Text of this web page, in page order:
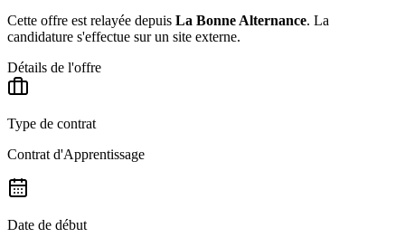
Cette offre est relayée depuis La Bonne Alternance. La
candidature s'effectue sur un site externe.
Détails de l'offre
Type de contrat
Contrat d'Apprentissage
Date de début